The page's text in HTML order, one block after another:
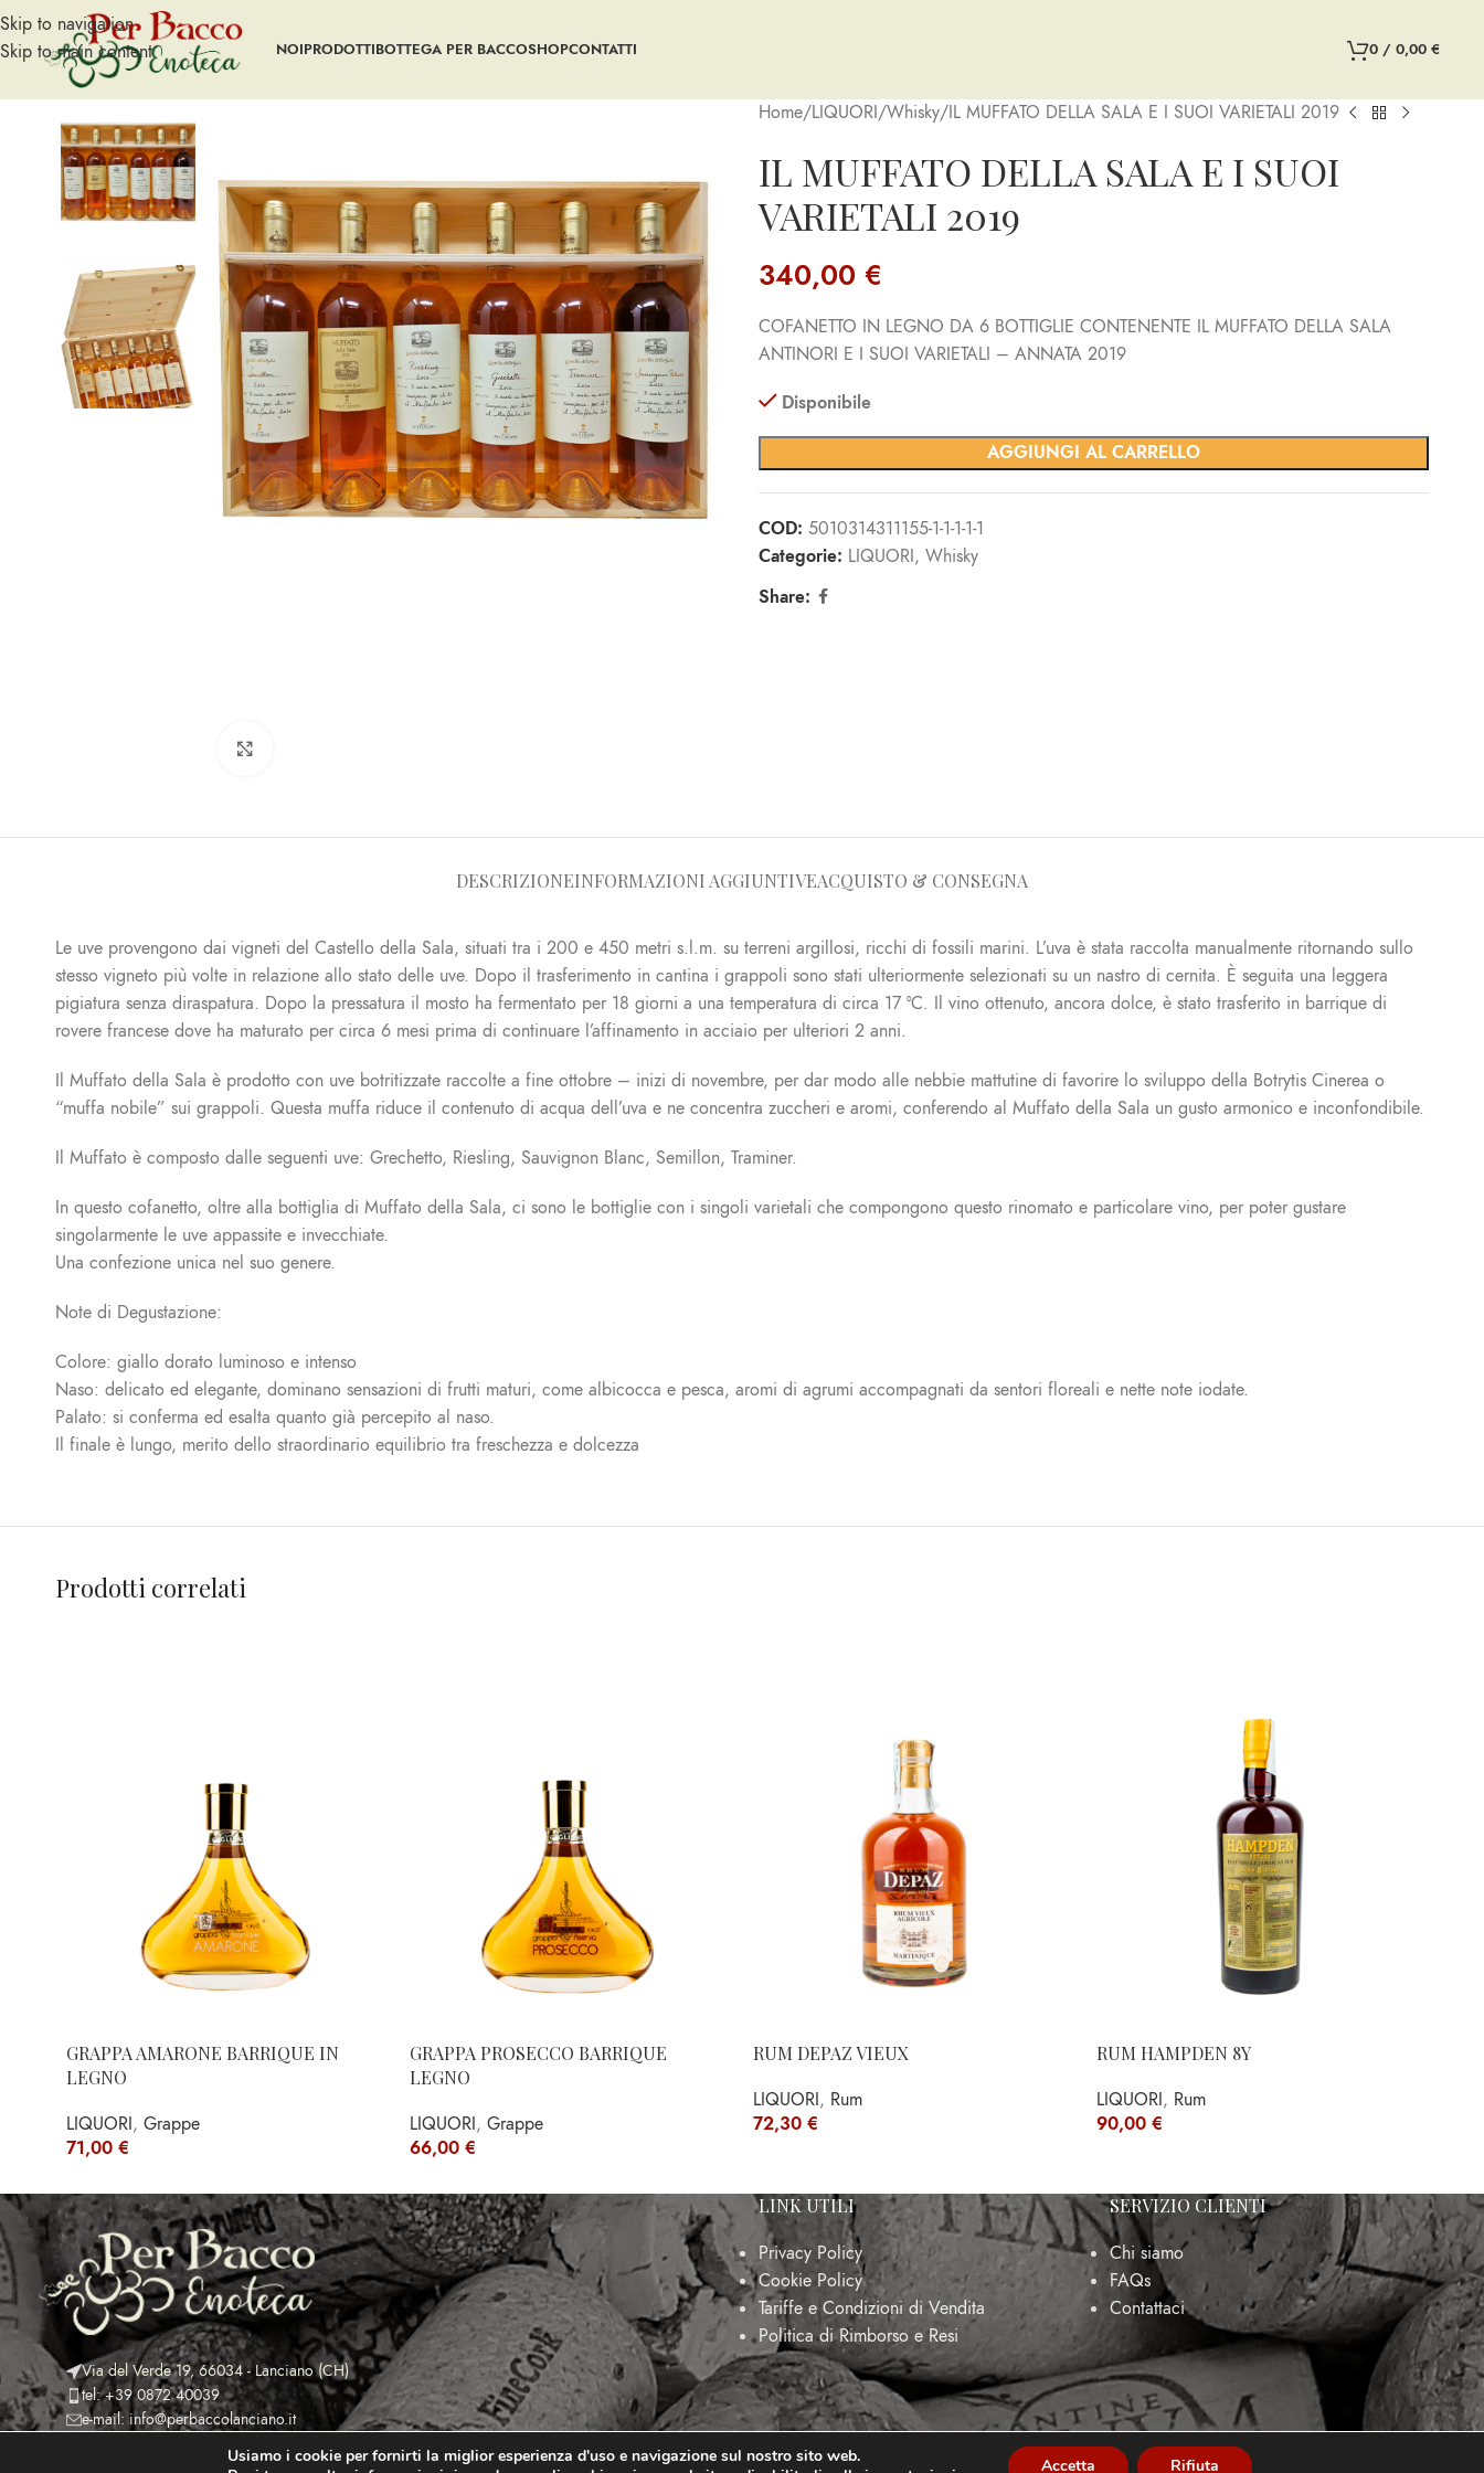
Skip to navigation
Skip to main content
NOIPRODOTTIBOTTEGA PER BACCOSHOPCONTATTI 0 / 0,00 €
Home LIQUORI Whisky IL MUFFATO DELLA SALA E I SUOI VARIETALI 2019
IL MUFFATO DELLA SALA E I SUOI
VARIETALI 2019
340,00 €
COFANETTO IN LEGNO DA 6 BOTTIGLIE CONTENENTE IL MUFFATO DELLA SALA
ANTINORI E I SUOI VARIETALI – ANNATA 2019
Disponibile
AGGIUNGI AL CARRELLO
COD: 5010314311155-1-1-1-1-1
Categorie: LIQUORI, Whisky
Share:
DESCRIZIONEINFORMAZIONI AGGIUNTIVEACQUISTO & CONSEGNA
Le uve provengono dai vigneti del Castello della Sala, situati tra i 200 e 450 metri s.l.m. su terreni argillosi, ricchi di fossili marini. L’uva è stata raccolta manualmente ritornando sullo
stesso vigneto più volte in relazione allo stato delle uve. Dopo il trasferimento in cantina i grappoli sono stati ulteriormente selezionati su un nastro di cernita. È seguita una leggera
pigiatura senza diraspatura. Dopo la pressatura il mosto ha fermentato per 18 giorni a una temperatura di circa 17 °C. Il vino ottenuto, ancora dolce, è stato trasferito in barrique di
rovere francese dove ha maturato per circa 6 mesi prima di continuare l’affinamento in acciaio per ulteriori 2 anni.
Il Muffato della Sala è prodotto con uve botritizzate raccolte a fine ottobre – inizi di novembre, per dar modo alle nebbie mattutine di favorire lo sviluppo della Botrytis Cinerea o
“muffa nobile” sui grappoli. Questa muffa riduce il contenuto di acqua dell’uva e ne concentra zuccheri e aromi, conferendo al Muffato della Sala un gusto armonico e inconfondibile.
Il Muffato è composto dalle seguenti uve: Grechetto, Riesling, Sauvignon Blanc, Semillon, Traminer.
In questo cofanetto, oltre alla bottiglia di Muffato della Sala, ci sono le bottiglie con i singoli varietali che compongono questo rinomato e particolare vino, per poter gustare
singolarmente le uve appassite e invecchiate.
Una confezione unica nel suo genere.
Note di Degustazione:
Colore: giallo dorato luminoso e intenso
Naso: delicato ed elegante, dominano sensazioni di frutti maturi, come albicocca e pesca, aromi di agrumi accompagnati da sentori floreali e nette note iodate.
Palato: si conferma ed esalta quanto già percepito al naso.
Il finale è lungo, merito dello straordinario equilibrio tra freschezza e dolcezza
Prodotti correlati
GRAPPA AMARONE BARRIQUE IN
LEGNO
LIQUORI, Grappe
71,00 €
GRAPPA PROSECCO BARRIQUE
LEGNO
LIQUORI, Grappe
66,00 €
RUM DEPAZ VIEUX
LIQUORI, Rum
72,30 €
RUM HAMPDEN 8Y
LIQUORI, Rum
90,00 €
Via del Verde 19, 66034 - Lanciano (CH)
tel: +39 0872 40039
e-mail: info@perbaccolanciano.it
LINK UTILI
Privacy Policy
Cookie Policy
Tariffe e Condizioni di Vendita
Politica di Rimborso e Resi
SERVIZIO CLIENTI
Chi siamo
FAQs
Contattaci
Usiamo i cookie per fornirti la miglior esperienza d'uso e navigazione sul nostro sito web.
Accetta Rifiuta